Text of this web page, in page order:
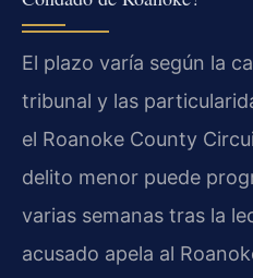
El plazo varía según la
tribunal y las
el Roanoke County
delito menor puede
varias semanas tras la
acusado apela al